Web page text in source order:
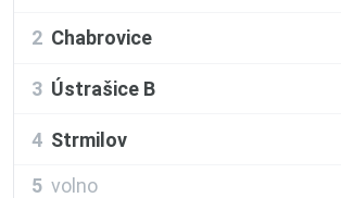
2 Chabrovice
3 Ústrašice B
4 Strmilov
5 volno